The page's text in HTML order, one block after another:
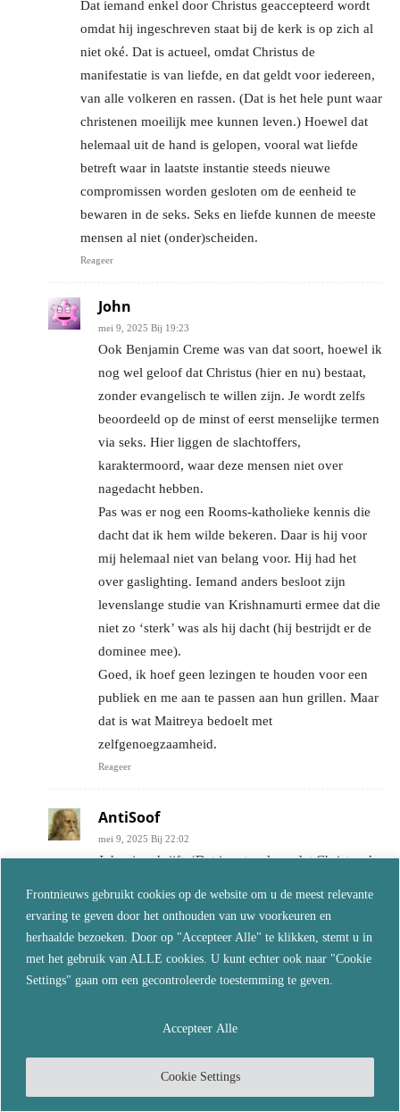
Frontnieuws gebruikt cookies op de website om u de meest relevante
ervaring te geven door het onthouden van uw voorkeuren en
herhaalde bezoeken. Door op "Accepteer Alle" te klikken, stemt u in
met het gebruik van ALLE cookies. U kunt echter ook naar "Cookie
Settings" gaan om een gecontroleerde toestemming te geven.
Cookie Settings
Accepteer Alle
Dat iemand enkel door Christus geaccepteerd wordt
omdat hij ingeschreven staat bij de kerk is op zich al
niet oké. Dat is actueel, omdat Christus de
manifestatie is van liefde, en dat geldt voor iedereen,
van alle volkeren en rassen. (Dat is het hele punt waar
christenen moeilijk mee kunnen leven.) Hoewel dat
helemaal uit de hand is gelopen, vooral wat liefde
betreft waar in laatste instantie steeds nieuwe
compromissen worden gesloten om de eenheid te
bewaren in de seks. Seks en liefde kunnen de meeste
mensen al niet (onder)scheiden.
Reageer
John
mei 9, 2025 Bij 19:23
Ook Benjamin Creme was van dat soort, hoewel ik
nog wel geloof dat Christus (hier en nu) bestaat,
zonder evangelisch te willen zijn. Je wordt zelfs
beoordeeld op de minst of eerst menselijke termen
via seks. Hier liggen de slachtoffers,
karaktermoord, waar deze mensen niet over
nagedacht hebben.
Pas was er nog een Rooms-katholieke kennis die
dacht dat ik hem wilde bekeren. Daar is hij voor
mij helemaal niet van belang voor. Hij had het
over gaslighting. Iemand anders besloot zijn
levenslange studie van Krishnamurti ermee dat die
niet zo ‘sterk’ was als hij dacht (hij bestrijdt er de
dominee mee).
Goed, ik hoef geen lezingen te houden voor een
publiek en me aan te passen aan hun grillen. Maar
dat is wat Maitreya bedoelt met
zelfgenoegzaamheid.
Reageer
AntiSoof
mei 9, 2025 Bij 22:02
John, je schrijft: ‘Dat is actueel, omdat Christus de
hele punt waar christenen moeilijk mee kunnen
leven.)’.
Wat bedoel je daarmee te zeggen?
God, en predikte liefde voor God en de naasten,
Christelijk, en daarom snap ik niet wat je bedoelt